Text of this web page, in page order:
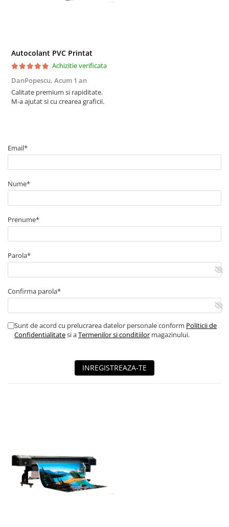
Autocolant PVC Printat
Achizitie verificata
DanPopescu, Acum 1 an
Calitate premium si rapiditate.
M-a ajutat si cu crearea graficii.
Email*
Nume*
Prenume*
Parola*
Confirma parola*
Sunt de acord cu prelucrarea datelor personale conform Politicii de
Confidentialitatesi aTermenilor si conditiilor magazinului.
INREGISTREAZA-TE